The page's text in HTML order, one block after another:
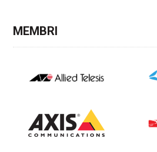
MEMBRI